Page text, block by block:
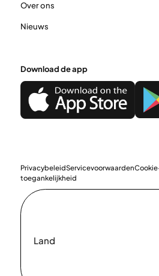
Over ons
Nieuws
Download de app
PrivacybeleidServicevoorwaarden
toegankelijkheid
Land